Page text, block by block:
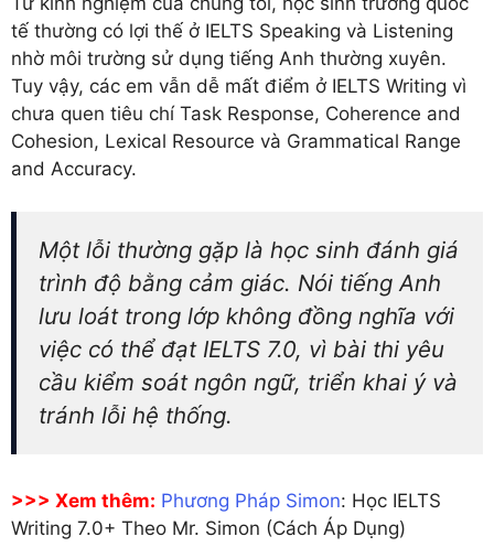
tế thường có lợi thế ở IELTS Speaking và Listening
nhờ môi trường sử dụng tiếng Anh thường xuyên.
Tuy vậy, các em vẫn dễ mất điểm ở IELTS Writing vì
chưa quen tiêu chí Task Response, Coherence and
Cohesion, Lexical Resource và Grammatical Range
and Accuracy.
Một lỗi thường gặp là học sinh đánh giá
trình độ bằng cảm giác. Nói tiếng Anh
lưu loát trong lớp không đồng nghĩa với
việc có thể đạt IELTS 7.0, vì bài thi yêu
cầu kiểm soát ngôn ngữ, triển khai ý và
tránh lỗi hệ thống.
>>> Xem thêm: Phương Pháp Simon: Học IELTS
Writing 7.0+ Theo Mr. Simon (Cách Áp Dụng)